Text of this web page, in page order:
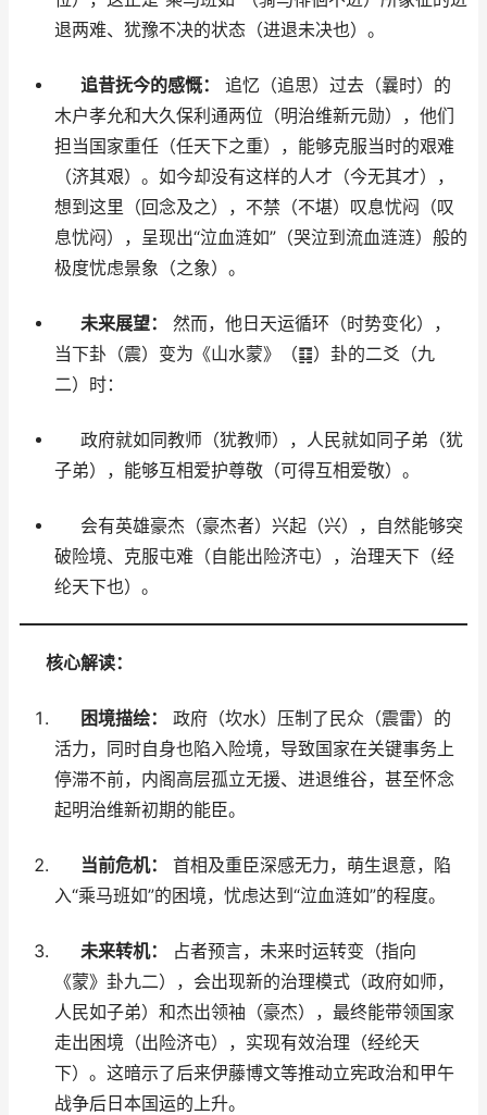
退两难、犹豫不决的状态（进退未决也）。
追昔抚今的感慨：
追忆（追思）过去（曩时）的
木户孝允和大久保利通两位（明治维新元勋），他们
担当国家重任（任天下之重），能够克服当时的艰难
（济其艰）。如今却没有这样的人才（今无其才），
想到这里（回念及之），不禁（不堪）叹息忧闷（叹
息忧闷），呈现出“泣血涟如”（哭泣到流血涟涟）般的
极度忧虑景象（之象）。
未来展望：
然而，他日天运循环（时势变化），
当下卦（震）变为《山水蒙》（䷃）卦的二爻（九
二）时：
政府就如同教师（犹教师），人民就如同子弟（犹
子弟），能够互相爱护尊敬（可得互相爱敬）。
会有英雄豪杰（豪杰者）兴起（兴），自然能够突
破险境、克服屯难（自能出险济屯），治理天下（经
纶天下也）。
核心解读：
困境描绘：
政府（坎水）压制了民众（震雷）的
活力，同时自身也陷入险境，导致国家在关键事务上
停滞不前，内阁高层孤立无援、进退维谷，甚至怀念
起明治维新初期的能臣。
当前危机：
首相及重臣深感无力，萌生退意，陷
入“乘马班如”的困境，忧虑达到“泣血涟如”的程度。
未来转机：
占者预言，未来时运转变（指向
《蒙》卦九二），会出现新的治理模式（政府如师，
人民如子弟）和杰出领袖（豪杰），最终能带领国家
走出困境（出险济屯），实现有效治理（经纶天
下）。这暗示了后来伊藤博文等推动立宪政治和甲午
战争后日本国运的上升。